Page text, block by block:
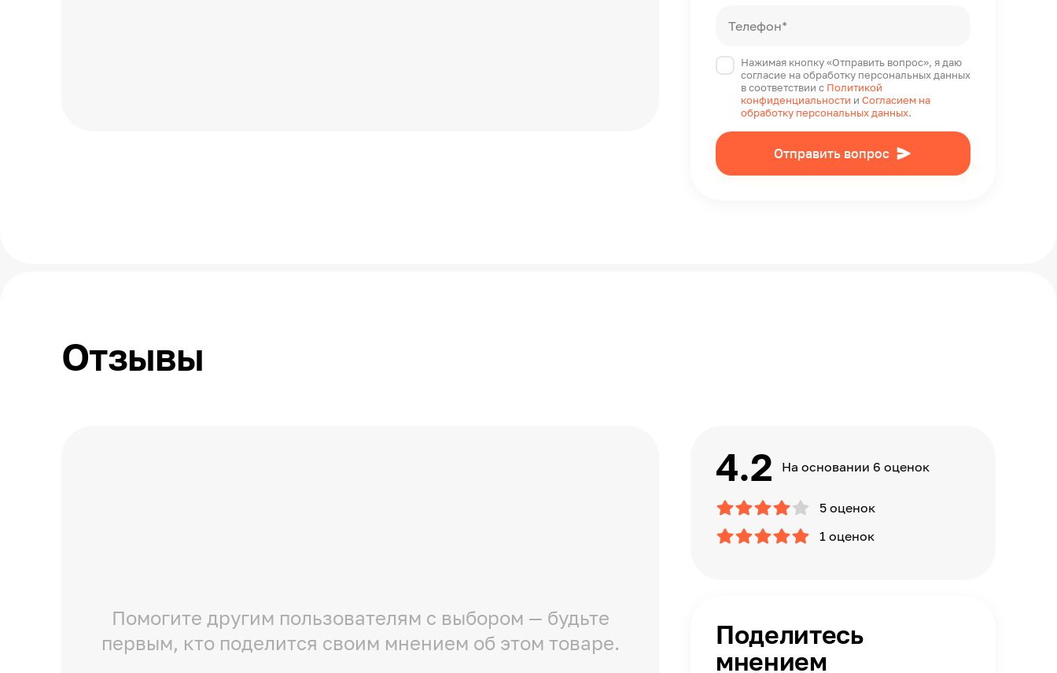
Телефон*
Нажимая кнопку «Отправить вопрос», я даю
согласие на обработку персональных данных
в соответствии с Политикой
конфиденциальности и Согласием на
обработку персональных данных.
Отправить вопрос
Отзывы
Помогите другим пользователям с выбором — будьте
первым, кто поделится своим мнением об этом товаре.
4.2 На основании 6 оценок
5 оценок
1 оценок
Поделитесь
мнением